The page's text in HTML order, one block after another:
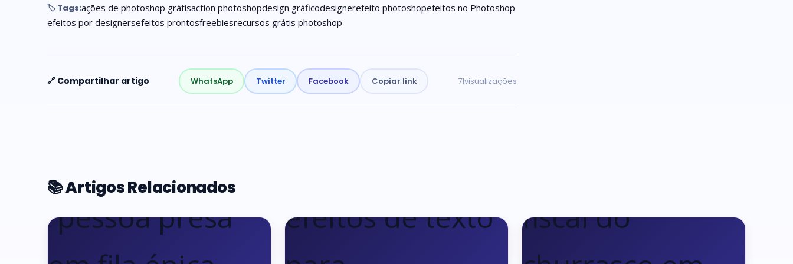
🏷️ Tags:ações de photoshop grátisaction photoshopdesign gráficodesignerefeito photoshopefeitos no Photoshop
efeitos por designersefeitos prontosfreebiesrecursos grátis photoshop
🔗 Compartilhar artigo WhatsApp Twitter Facebook Copiar link 71visualizações
📚 Artigos Relacionados